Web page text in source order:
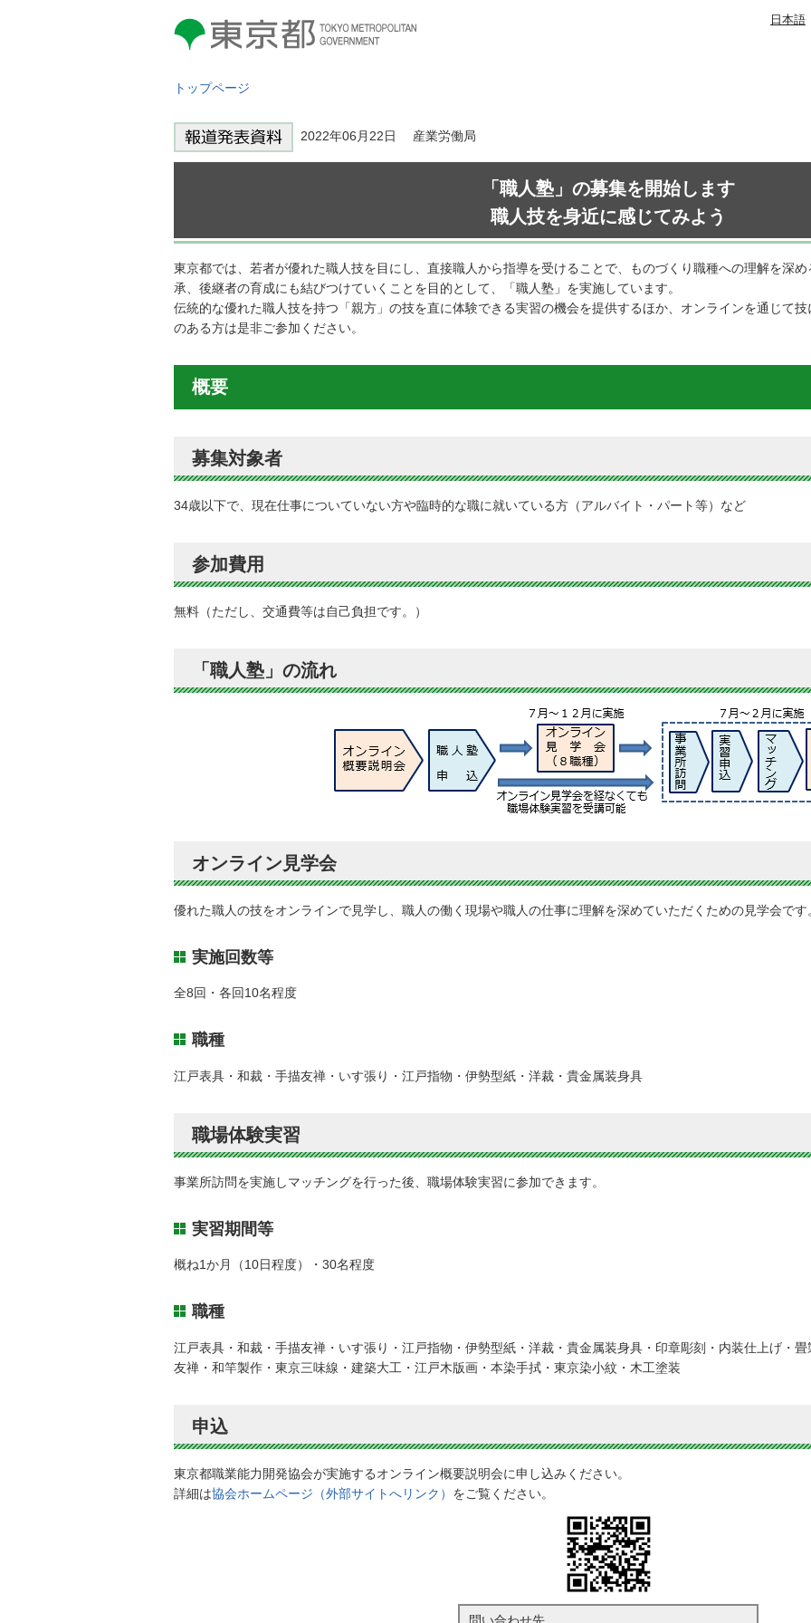
東京都 TOKYO METROPOLITAN
GOVERNMENT
日本語
トップページ
2022年06月22日 産業労働局
「職人塾」の募集を開始します
職人技を身近に感じてみよう
東京都では、若者が優れた職人技を目にし、直接職人から指導を受けることで、ものづくり職種への理解を深
承、後継者の育成にも結びつけていくことを目的として、「職人塾」を実施しています。
伝統的な優れた職人技を持つ「親方」の技を直に体験できる実習の機会を提供するほか、オンラインを通じて
のある方は是非ご参加ください。
概要
募集対象者
34歳以下で、現在仕事についていない方や臨時的な職に就いている方（アルバイト・パート等）など
参加費用
無料（ただし、交通費等は自己負担です。）
「職人塾」の流れ
オンライン見学会
優れた職人の技をオンラインで見学し、職人の働く現場や職人の仕事に理解を深めていただくための見学会です
実施回数等
全8回・各回10名程度
職種
江戸表具・和裁・手描友禅・いす張り・江戸指物・伊勢型紙・洋裁・貴金属装身具
職場体験実習
事業所訪問を実施しマッチングを行った後、職場体験実習に参加できます。
実習期間等
概ね1か月（10日程度）・30名程度
職種
江戸表具・和裁・手描友禅・いす張り・江戸指物・伊勢型紙・洋裁・貴金属装身具・印章彫刻・内装仕上げ・
友禅・和竿製作・東京三味線・建築大工・江戸木版画・本染手拭・東京染小紋・木工塗装
申込
東京都職業能力開発協会が実施するオンライン概要説明会に申し込みください。
詳細は協会ホームページ（外部サイトへリンク） をご覧ください。